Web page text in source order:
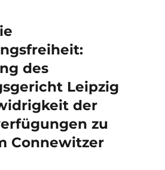
des
Leipzig
der
zu
Connewitzer